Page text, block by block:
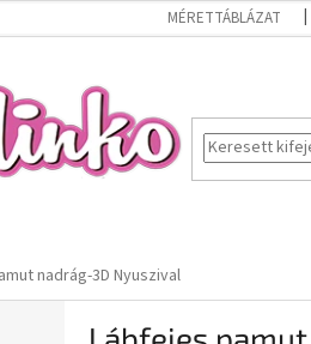
MÉRETTÁBLÁZAT
nadrág-3D Nyuszival